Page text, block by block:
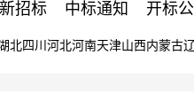
招标 中标通知 开标
北四川 河北河南天津山西内蒙古